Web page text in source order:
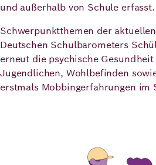
Veranstaltungen
Robert
Bosch
Englisch
und außerhalb von Schule erfasst.
Schwerpunktthemen der
Deutschen Schulbarometers
erneut die psychische
Jugendlichen, Wohlbefinden
erstmals Mobbingerfahrungen im